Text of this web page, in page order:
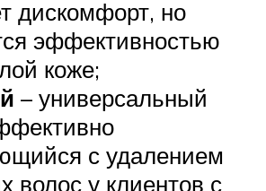
дискомфорт, но
эффективностью
коже;
– универсальный
с удалением
волос у клиентов с